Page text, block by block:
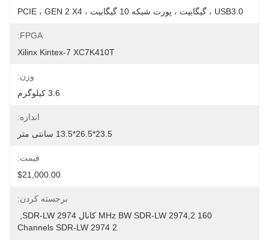
USB3.0 ، گیگابیت ، پورت شبکه 10 گیگابیت ، PCIE ، GEN 2 X4
FPGA:
Xilinx Kintex-7 XC7K410T
وزن:
3.6 کیلوگرم
اندازه:
23.5*26.5*13.5 سانتی متر
قیمت:
$21,000.00
برجسته کردن:
160 MHz BW SDR-LW 2974,2 کانال SDR-LW 2974
2 Channels SDR-LW 2974